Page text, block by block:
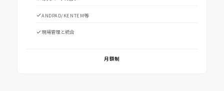
ANDPAD/KENTEM等
現場管理と統合
月額制